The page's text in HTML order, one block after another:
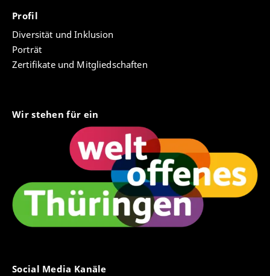
Profil
Diversität und Inklusion
Porträt
Zertifikate und Mitgliedschaften
Wir stehen für ein
Social Media Kanäle